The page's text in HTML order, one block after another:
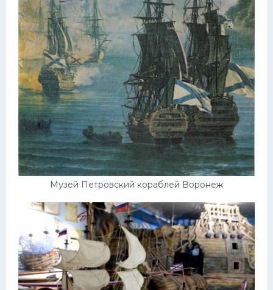
Музей Петровский кораблей Воронеж